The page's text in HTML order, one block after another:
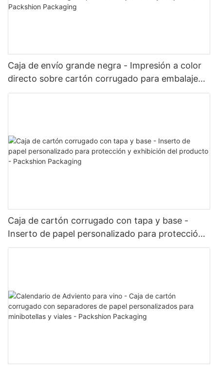
Caja de envío grande negra - Impresión a color
directo sobre cartón corrugado para embalaje
de kits y conjuntos - Packshion Packaging
Caja de cartón corrugado con tapa y base -
Inserto de papel personalizado para protección
y exhibición del producto - Packshion Packaging